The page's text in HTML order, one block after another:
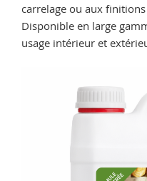
carrelage ou aux finitions
Disponible en large
usage intérieur et